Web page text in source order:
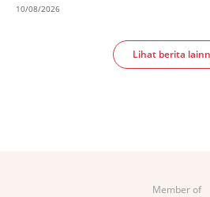
10/08/2026
Lihat berita
Member of